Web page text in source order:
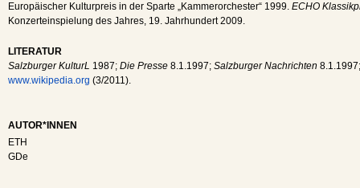
Europäischer Kulturpreis in der Sparte „Kammerorchester“ 1999. ECHO
Konzerteinspielung des Jahres, 19. Jahrhundert 2009.
LITERATUR
Salzburger KulturL 1987; Die Presse 8.1.1997; Salzburger Nachrichten
www.wikipedia.org (3/2011).
AUTOR*INNEN
ETH
GDe